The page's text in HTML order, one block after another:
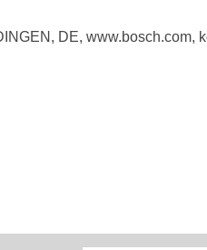
DE, www.bosch.com,